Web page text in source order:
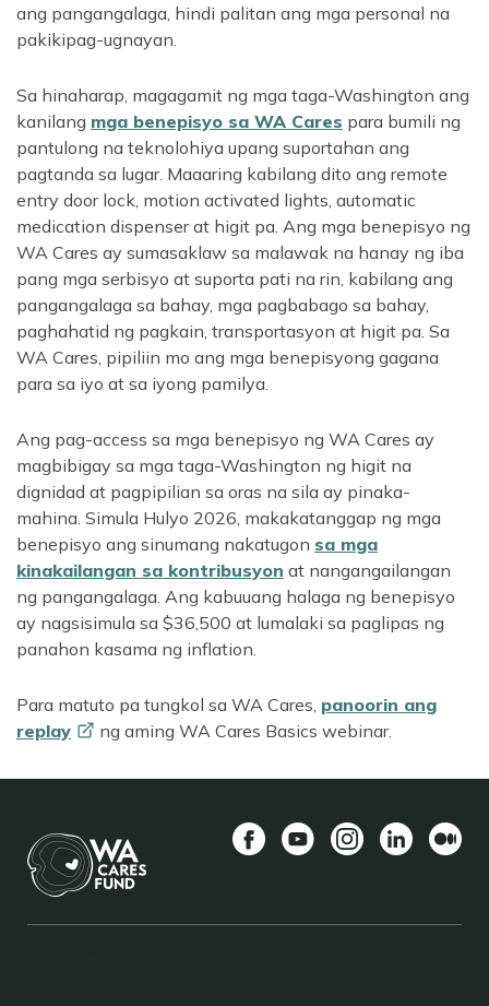
ang pangangalaga, hindi palitan ang mga personal na
pakikipag-ugnayan.
Sa hinaharap, magagamit ng mga taga-Washington ang
kanilang mga benepisyo sa WA Cares para bumili ng
pantulong na teknolohiya upang suportahan ang
pagtanda sa lugar. Maaaring kabilang dito ang remote
entry door lock, motion activated lights, automatic
medication dispenser at higit pa. Ang mga benepisyo ng
WA Cares ay sumasaklaw sa malawak na hanay ng iba
pang mga serbisyo at suporta pati na rin, kabilang ang
pangangalaga sa bahay, mga pagbabago sa bahay,
paghahatid ng pagkain, transportasyon at higit pa. Sa
WA Cares, pipiliin mo ang mga benepisyong gagana
para sa iyo at sa iyong pamilya.
Ang pag-access sa mga benepisyo ng WA Cares ay
magbibigay sa mga taga-Washington ng higit na
dignidad at pagpipilian sa oras na sila ay pinaka-
mahina. Simula Hulyo 2026, makakatanggap ng mga
benepisyo ang sinumang nakatugon sa mga
kinakailangan sa kontribusyon at nangangailangan
ng pangangalaga. Ang kabuuang halaga ng benepisyo
ay nagsisimula sa $36,500 at lumalaki sa paglipas ng
panahon kasama ng inflation.
Para matuto pa tungkol sa WA Cares, panoorin ang
replay
ng aming WA Cares Basics webinar.